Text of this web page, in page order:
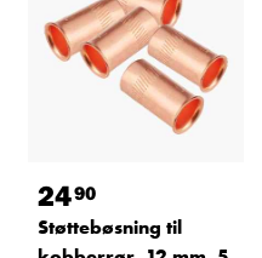
2490
Støttebøsning til